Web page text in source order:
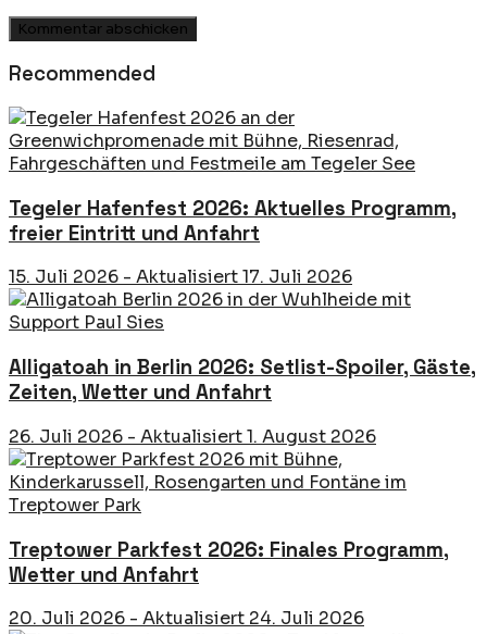
Recommended
Tegeler Hafenfest 2026: Aktuelles Programm,
freier Eintritt und Anfahrt
15. Juli 2026 - Aktualisiert 17. Juli 2026
Alligatoah in Berlin 2026: Setlist-Spoiler, Gäste,
Zeiten, Wetter und Anfahrt
26. Juli 2026 - Aktualisiert 1. August 2026
Treptower Parkfest 2026: Finales Programm,
Wetter und Anfahrt
20. Juli 2026 - Aktualisiert 24. Juli 2026